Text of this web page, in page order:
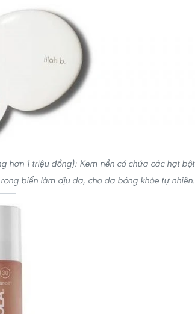
hơn 1 triệu đồng): Kem nền có chứa các hạt bột
biển làm dịu da, cho da bóng khỏe tự nhiên.